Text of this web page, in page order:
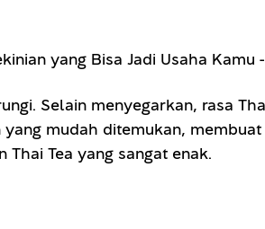
Selain menyegarkan, rasa
mudah ditemukan,
Tea yang sangat enak.